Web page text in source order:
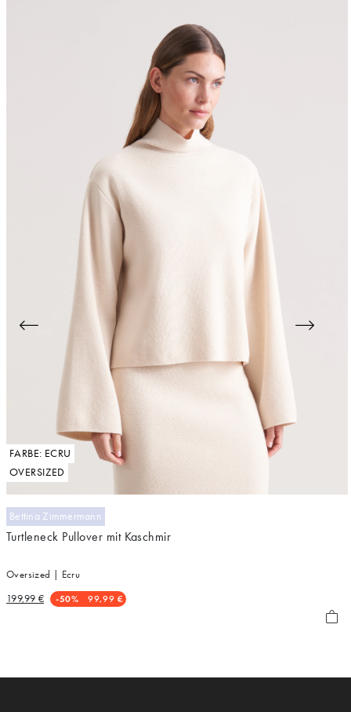
FARBE: ECRU
OVERSIZED
Bettina Zimmermann
Turtleneck Pullover mit Kaschmir
Oversized | Ecru
-50% 99,99 €
199,99 €